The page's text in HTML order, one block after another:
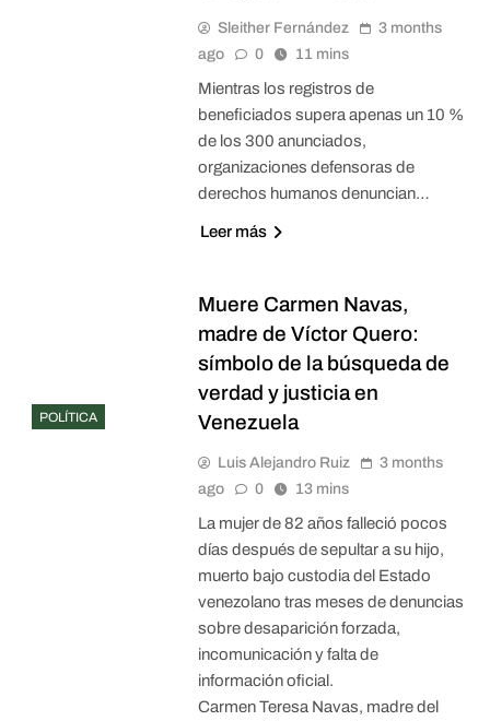
Sleither Fernández
3 months
ago
0 11 mins
Mientras los registros de
beneficiados supera apenas un 10 %
de los 300 anunciados,
organizaciones defensoras de
derechos humanos denuncian…
Leer más
POLÍTICA
Muere Carmen Navas,
madre de Víctor Quero:
símbolo de la búsqueda de
verdad y justicia en
Venezuela
Luis Alejandro Ruiz
3 months
ago
0 13 mins
La mujer de 82 años falleció pocos
días después de sepultar a su hijo,
muerto bajo custodia del Estado
venezolano tras meses de denuncias
sobre desaparición forzada,
incomunicación y falta de
información oficial.
Carmen Teresa Navas, madre del